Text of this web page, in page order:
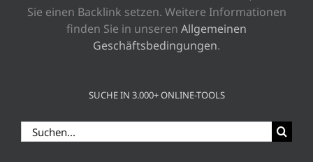
Sie einen Backlink setzen. Weitere Informationen
finden Sie in unseren Allgemeinen
Geschäftsbedingungen.
SUCHE IN 3.000+ ONLINE-TOOLS
Suche
nach: